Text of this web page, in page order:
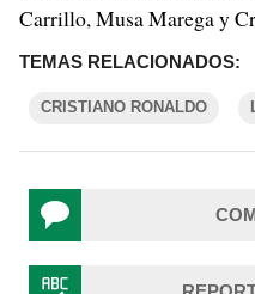
Carrillo, Musa Marega y
TEMAS RELACIONADOS:
CRISTIANO RONALDO